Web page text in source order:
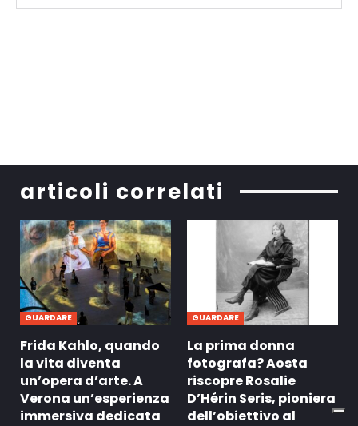
articoli correlati
GUARDARE
Frida Kahlo, quando
la vita diventa
un’opera d’arte. A
Verona un’esperienza
immersiva dedicata
GUARDARE
La prima donna
fotografa? Aosta
riscopre Rosalie
D’Hérin Seris, pioniera
dell’obiettivo al